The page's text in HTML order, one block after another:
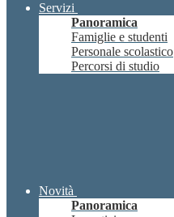
Servizi
Panoramica
Famiglie e studenti
Personale scolastico
Percorsi di studio
Novità
Panoramica